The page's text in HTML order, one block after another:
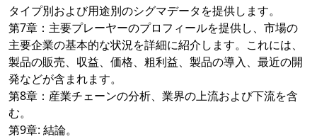
タイプ別および用途別のシグマデータを提供します。
第7章：主要プレーヤーのプロフィールを提供し、市場の
主要企業の基本的な状況を詳細に紹介します。これには、
製品の販売、収益、価格、粗利益、製品の導入、最近の開
発などが含まれます。
第8章：産業チェーンの分析、業界の上流および下流を含
む。
第9章: 結論。